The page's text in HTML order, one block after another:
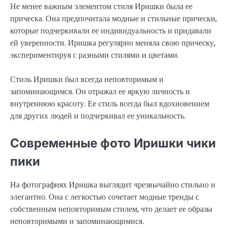
Не менее важным элементом стиля Иришки была ее
прическа. Она предпочитала модные и стильные прически,
которые подчеркивали ее индивидуальность и придавали
ей уверенности. Иришка регулярно меняла свою прическу,
экспериментируя с разными стилями и цветами.
Стиль Иришки был всегда неповторимым и
запоминающимся. Он отражал ее яркую личность и
внутреннюю красоту. Ее стиль всегда был вдохновением
для других людей и подчеркивал ее уникальность.
Современные фото Иришки чики
пики
На фотографиях Иришка выглядит чрезвычайно стильно и
элегантно. Она с легкостью сочетает модные тренды с
собственным неповторимым стилем, что делает ее образы
неповторимыми и запоминающимися.